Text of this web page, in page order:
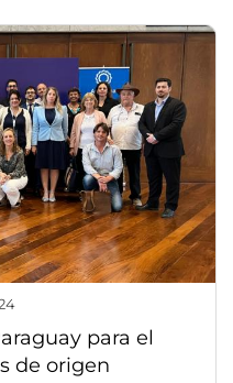
para el
de origen